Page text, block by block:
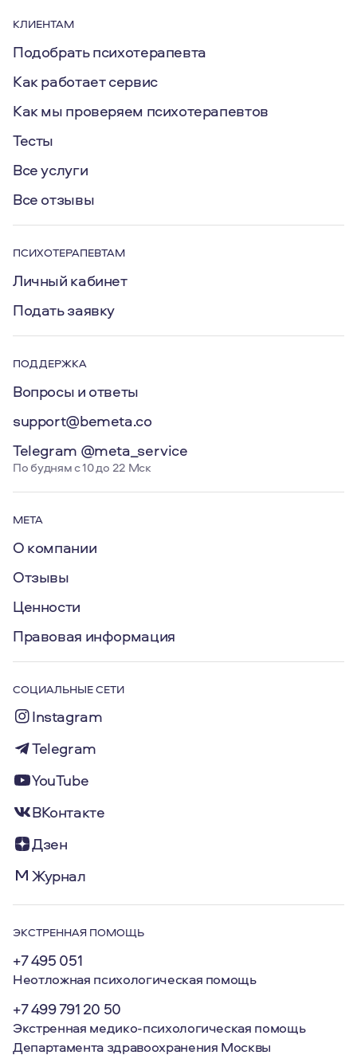
КЛИЕНТАМ
Подобрать психотерапевта
Как работает сервис
Как мы проверяем психотерапевтов
Тесты
Все услуги
Все отзывы
ПСИХОТЕРАПЕВТАМ
Личный кабинет
Подать заявку
ПОДДЕРЖКА
Вопросы и ответы
support@bemeta.co
Telegram @meta_service
По будням с 10 до 22 Мск
МЕТА
О компании
Отзывы
Ценности
Правовая информация
СОЦИАЛЬНЫЕ СЕТИ
Instagram
Telegram
YouTube
ВКонтакте
Дзен
Журнал
ЭКСТРЕННАЯ ПОМОЩЬ
+7 495 051
Неотложная психологическая помощь
+7 499 791 20 50
Экстренная медико-психологическая помощь
Департамента здравоохранения Москвы